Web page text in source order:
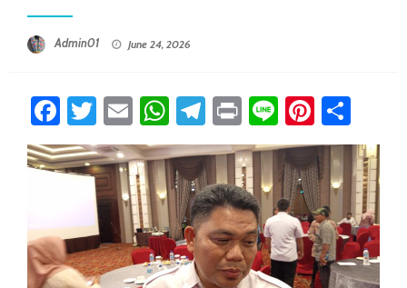
Admin01 June 24, 2026
Facebook
Twitter
EmailWhatsApp
Telegram
PrintLine